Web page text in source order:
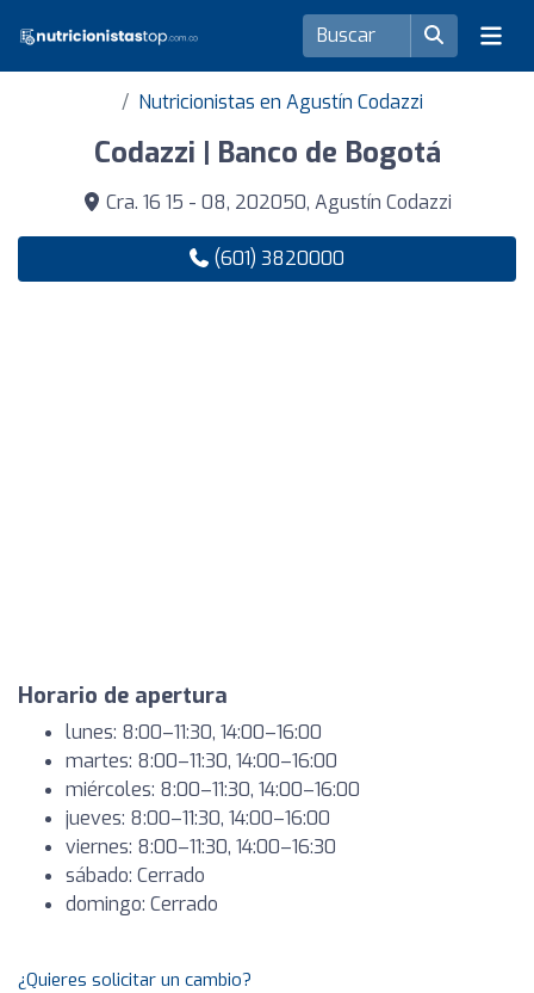
Nutricionistas en Agustín Codazzi
Codazzi | Banco de Bogotá
Cra. 16 15 - 08, 202050, Agustín Codazzi
(601) 3820000
Horario de apertura
lunes: 8:00–11:30, 14:00–16:00
martes: 8:00–11:30, 14:00–16:00
miércoles: 8:00–11:30, 14:00–16:00
jueves: 8:00–11:30, 14:00–16:00
viernes: 8:00–11:30, 14:00–16:30
sábado: Cerrado
domingo: Cerrado
¿Quieres solicitar un cambio?